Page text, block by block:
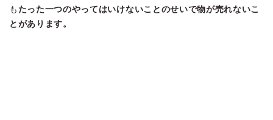
も たった一つのやってはいけないことのせいで物が売れないこ
とがあります。